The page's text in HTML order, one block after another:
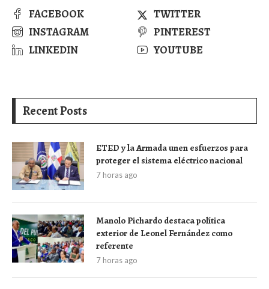
FACEBOOK
TWITTER
INSTAGRAM
PINTEREST
LINKEDIN
YOUTUBE
Recent Posts
ETED y la Armada unen esfuerzos para
proteger el sistema eléctrico nacional
7 horas ago
Manolo Pichardo destaca política
exterior de Leonel Fernández como
referente
7 horas ago